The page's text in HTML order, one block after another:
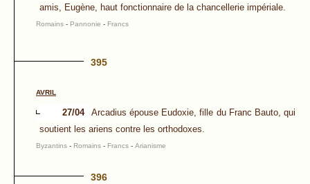
amis, Eugène, haut fonctionnaire de la chancellerie impériale.
Romains - Pannonie - Francs
395
AVRIL
27/04
Arcadius épouse Eudoxie, fille du Franc Bauto, qui
soutient les ariens contre les orthodoxes.
Byzantins - Romains - Francs - Arianisme
396